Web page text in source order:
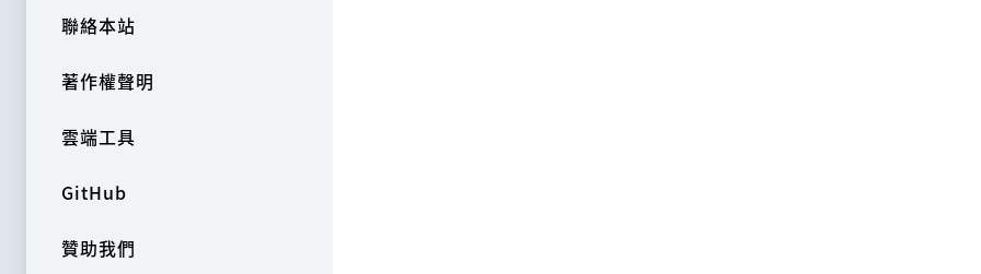
聯絡本站
著作權聲明
雲端工具
GitHub
贊助我們